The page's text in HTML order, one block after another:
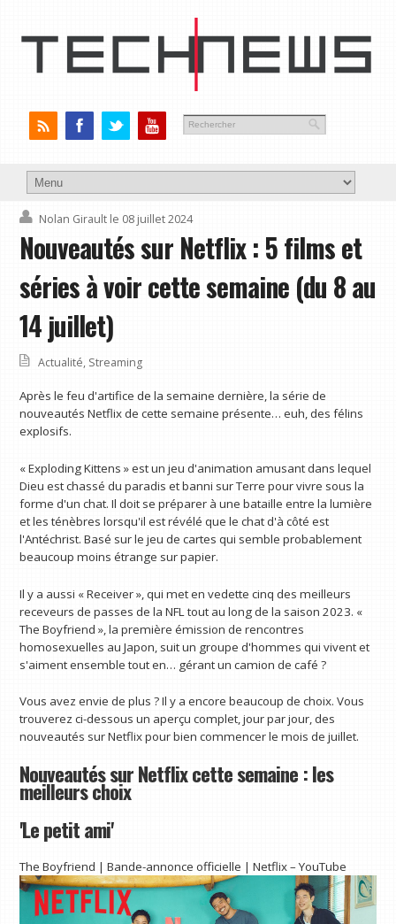
Nolan Girault le 08 juillet 2024
Nouveautés sur Netflix : 5 films et
séries à voir cette semaine (du 8 au
14 juillet)
Actualité, Streaming
Après le feu d'artifice de la semaine dernière, la série de
nouveautés Netflix de cette semaine présente… euh, des félins
explosifs.
« Exploding Kittens » est un jeu d'animation amusant dans lequel
Dieu est chassé du paradis et banni sur Terre pour vivre sous la
forme d'un chat. Il doit se préparer à une bataille entre la lumière
et les ténèbres lorsqu'il est révélé que le chat d'à côté est
l'Antéchrist. Basé sur le jeu de cartes qui semble probablement
beaucoup moins étrange sur papier.
Il y a aussi « Receiver », qui met en vedette cinq des meilleurs
receveurs de passes de la NFL tout au long de la saison 2023. «
The Boyfriend », la première émission de rencontres
homosexuelles au Japon, suit un groupe d'hommes qui vivent et
s'aiment ensemble tout en… gérant un camion de café ?
Vous avez envie de plus ? Il y a encore beaucoup de choix. Vous
trouverez ci-dessous un aperçu complet, jour par jour, des
nouveautés sur Netflix pour bien commencer le mois de juillet.
Nouveautés sur Netflix cette semaine : les
meilleurs choix
'Le petit ami'
The Boyfriend | Bande-annonce officielle | Netflix – YouTube